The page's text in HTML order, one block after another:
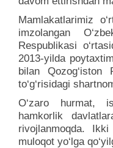
Mamlakatlarimiz
imzolangan
Respublikasi
2013-yilda
bilan Qozog‘iston
to‘g‘risidagi
O‘zaro hurmat,
hamkorlik
rivojlanmoqda.
muloqot yo‘lga